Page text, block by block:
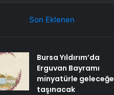
Son Eklenen
Bursa Yıldırım’da
Erguvan Bayramı
minyatürle geleceğe
taşınacak